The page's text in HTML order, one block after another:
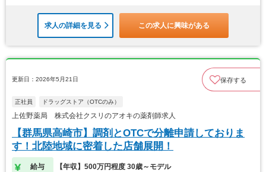
求人の詳細を見る この求人に興味がある
更新日：2026年5月21日 保存する
正社員 ドラッグストア（OTCのみ）
上佐野薬局 株式会社クスリのアオキの薬剤師求人
【群馬県高崎市】調剤とOTCで分離申請しておりま
す！北陸地域に密着した店舗展開！
給与 【年収】500万円程度 30歳～モデル